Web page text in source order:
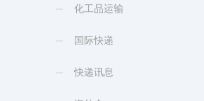
化工品运输
国际快递
快递讯息